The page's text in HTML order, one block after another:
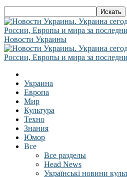
Новости Украины
Украина
Европа
Мир
Культура
Техно
Знания
Юмор
Все
Все разделы
Head News
Українські новини